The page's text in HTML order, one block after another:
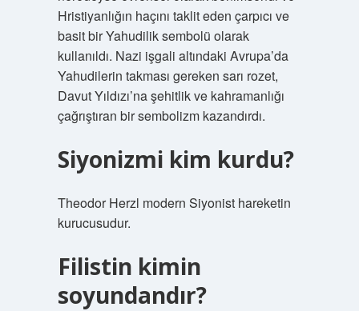
Hristiyanlığın haçını taklit eden çarpıcı ve
basit bir Yahudilik sembolü olarak
kullanıldı. Nazi işgali altındaki Avrupa’da
Yahudilerin takması gereken sarı rozet,
Davut Yıldızı’na şehitlik ve kahramanlığı
çağrıştıran bir sembolizm kazandırdı.
Siyonizmi kim kurdu?
Theodor Herzl modern Siyonist hareketin
kurucusudur.
Filistin kimin
soyundandır?